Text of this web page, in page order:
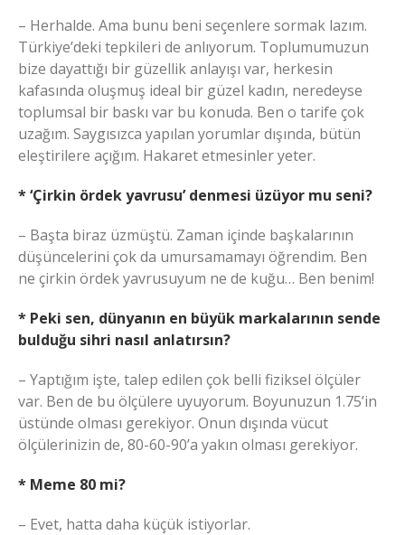
– Herhalde. Ama bunu beni seçenlere sormak lazım.
Türkiye’deki tepkileri de anlıyorum. Toplumumuzun
bize dayattığı bir güzellik anlayışı var, herkesin
kafasında oluşmuş ideal bir güzel kadın, neredeyse
toplumsal bir baskı var bu konuda. Ben o tarife çok
uzağım. Saygısızca yapılan yorumlar dışında, bütün
eleştirilere açığım. Hakaret etmesinler yeter.
* ‘Çirkin ördek yavrusu’ denmesi üzüyor mu seni?
– Başta biraz üzmüştü. Zaman içinde başkalarının
düşüncelerini çok da umursamamayı öğrendim. Ben
ne çirkin ördek yavrusuyum ne de kuğu… Ben benim!
* Peki sen, dünyanın en büyük markalarının sende
bulduğu sihri nasıl anlatırsın?
– Yaptığım işte, talep edilen çok belli fiziksel ölçüler
var. Ben de bu ölçülere uyuyorum. Boyunuzun 1.75’in
üstünde olması gerekiyor. Onun dışında vücut
ölçülerinizin de, 80-60-90’a yakın olması gerekiyor.
* Meme 80 mi?
– Evet, hatta daha küçük istiyorlar.